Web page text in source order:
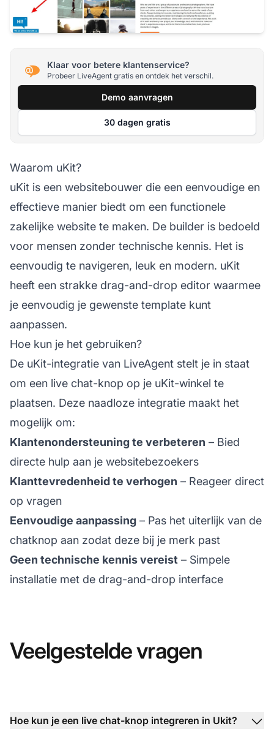
Klaar voor betere klantenservice?
Probeer LiveAgent gratis en ontdek het verschil.
Demo aanvragen
30 dagen gratis
Waarom uKit?
uKit is een websitebouwer die een eenvoudige en
effectieve manier biedt om een functionele
zakelijke website te maken. De builder is bedoeld
voor mensen zonder technische kennis. Het is
eenvoudig te navigeren, leuk en modern. uKit
heeft een strakke drag-and-drop editor waarmee
je eenvoudig je gewenste template kunt
aanpassen.
Hoe kun je het gebruiken?
De uKit-integratie van LiveAgent stelt je in staat
om een live chat-knop op je uKit-winkel te
plaatsen. Deze naadloze integratie maakt het
mogelijk om:
Klantenondersteuning te verbeteren – Bied
directe hulp aan je websitebezoekers
Klanttevredenheid te verhogen – Reageer direct
op vragen
Eenvoudige aanpassing – Pas het uiterlijk van de
chatknop aan zodat deze bij je merk past
Geen technische kennis vereist – Simpele
installatie met de drag-and-drop interface
Veelgestelde vragen
Hoe kun je een live chat-knop integreren in Ukit?